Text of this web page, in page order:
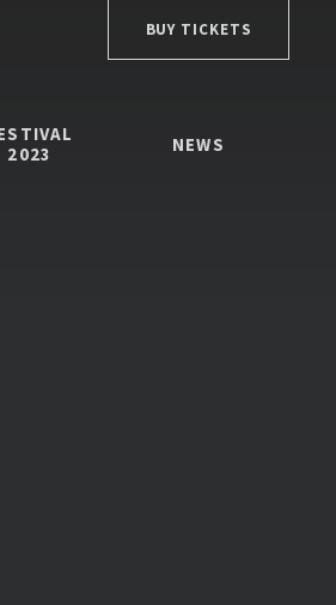
BUY TICKETS
2023
NEWS